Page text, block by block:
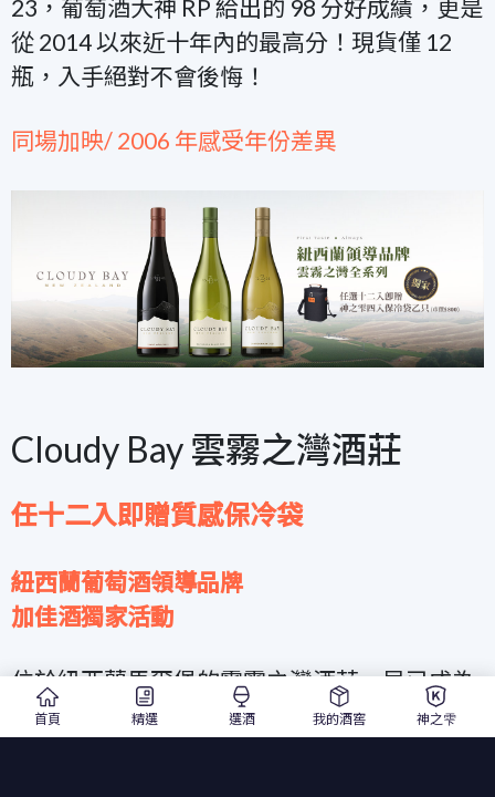
23，葡萄酒大神 RP 給出的 98 分好成績，更是
從 2014 以來近十年內的最高分！現貨僅 12
瓶，入手絕對不會後悔！
同場加映/ 2006 年感受年份差異
Cloudy Bay 雲霧之灣酒莊
任十二入即贈質感保冷袋
紐西蘭葡萄酒領導品牌
加佳酒獨家活動
位於紐西蘭馬爾堡的雲霧之灣酒莊，早已成為
紐西蘭葡萄酒的代名詞，其極高的名聲甚至被
首頁 精選 選酒 我的酒窖 神之雫